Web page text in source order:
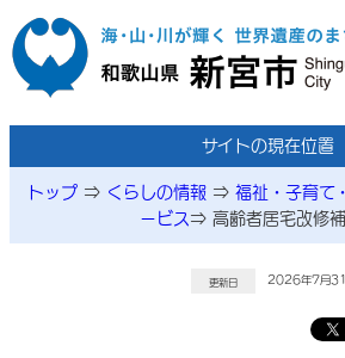
本文へ移動
サイトの現在位置
トップ ⇒ くらしの情報 ⇒ 福祉・子育て
ービス ⇒ 高齢者居宅改修
更新日 2026年7月